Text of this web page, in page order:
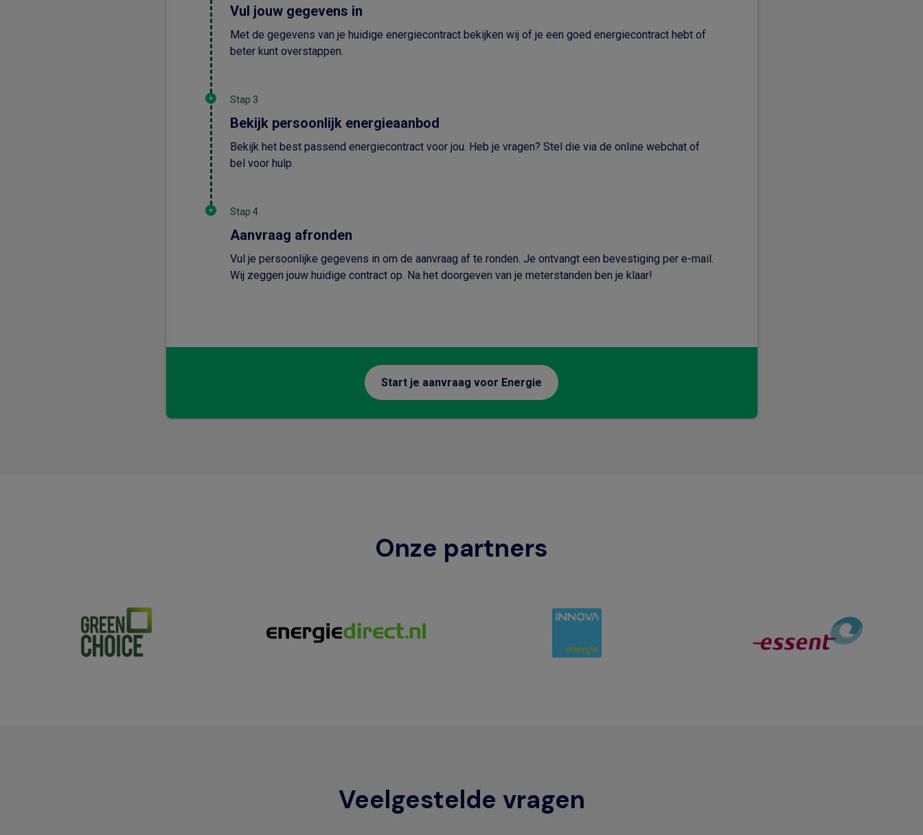
Vul jouw gegevens in
Met de gegevens van je huidige energiecontract bekijken wij of je een goed energiecontract hebt of
beter kunt overstappen.
Stap 3
Bekijk persoonlijk energieaanbod
Bekijk het best passend energiecontract voor jou. Heb je vragen? Stel die via de online webchat of
bel voor hulp.
Stap 4
Aanvraag afronden
Vul je persoonlijke gegevens in om de aanvraag af te ronden. Je ontvangt een bevestiging per e-mail.
Wij zeggen jouw huidige contract op. Na het doorgeven van je meterstanden ben je klaar!
Start je aanvraag voor Energie
Onze partners
Veelgestelde vragen